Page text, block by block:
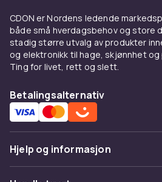
CDON er Nordens ledende
både små hverdagsbehov og store
stadig større utvalg av produkter
og elektronikk til hage, skjønnhet
Ting for livet, rett og slett.
Betalingsalternativ
Hjelp og informasjon
Vanlige spørsmål